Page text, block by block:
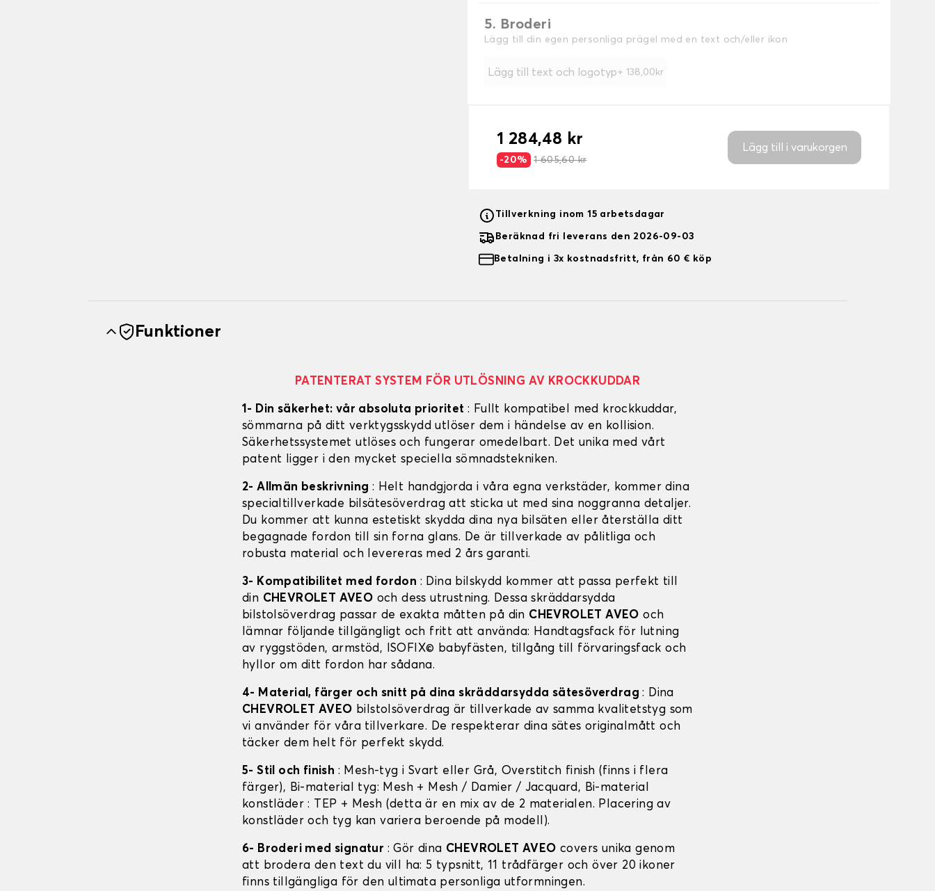
5. Broderi
Lägg till din egen personliga prägel med en text och/eller ikon
Lägg till text och logotyp + 138,00kr
1 284,48 kr
-20% 1 605,60 kr
Lägg till i varukorgen
Tillverkning inom 15 arbetsdagar
Beräknad fri leverans den 2026-09-03
Betalning i 3x kostnadsfritt, från 60 € köp
Funktioner
PATENTERAT SYSTEM FÖR UTLÖSNING AV KROCKKUDDAR
1- Din säkerhet: vår absoluta prioritet : Fullt kompatibel med krockkuddar,
sömmarna på ditt verktygsskydd utlöser dem i händelse av en kollision.
Säkerhetssystemet utlöses och fungerar omedelbart. Det unika med vårt
patent ligger i den mycket speciella sömnadstekniken.
2- Allmän beskrivning : Helt handgjorda i våra egna verkstäder, kommer dina
specialtillverkade bilsätesöverdrag att sticka ut med sina noggranna detaljer.
Du kommer att kunna estetiskt skydda dina nya bilsäten eller återställa ditt
begagnade fordon till sin forna glans. De är tillverkade av pålitliga och
robusta material och levereras med 2 års garanti.
3- Kompatibilitet med fordon : Dina bilskydd kommer att passa perfekt till
din CHEVROLET AVEO och dess utrustning. Dessa skräddarsydda
bilstolsöverdrag passar de exakta måtten på din CHEVROLET AVEO och
lämnar följande tillgängligt och fritt att använda: Handtagsfack för lutning
av ryggstöden, armstöd, ISOFIX© babyfästen, tillgång till förvaringsfack och
hyllor om ditt fordon har sådana.
4- Material, färger och snitt på dina skräddarsydda sätesöverdrag: Dina
CHEVROLET AVEO bilstolsöverdrag är tillverkade av samma kvalitetstyg som
vi använder för våra tillverkare. De respekterar dina sätes originalmått och
täcker dem helt för perfekt skydd.
5- Stil och finish : Mesh-tyg i Svart eller Grå, Overstitch finish (finns i flera
färger), Bi-material tyg: Mesh + Mesh / Damier / Jacquard, Bi-material
konstläder : TEP + Mesh (detta är en mix av de 2 materialen. Placering av
konstläder och tyg kan variera beroende på modell).
6- Broderi med signatur : Gör dina CHEVROLET AVEO covers unika genom
att brodera den text du vill ha: 5 typsnitt, 11 trådfärger och över 20 ikoner
finns tillgängliga för den ultimata personliga utformningen.